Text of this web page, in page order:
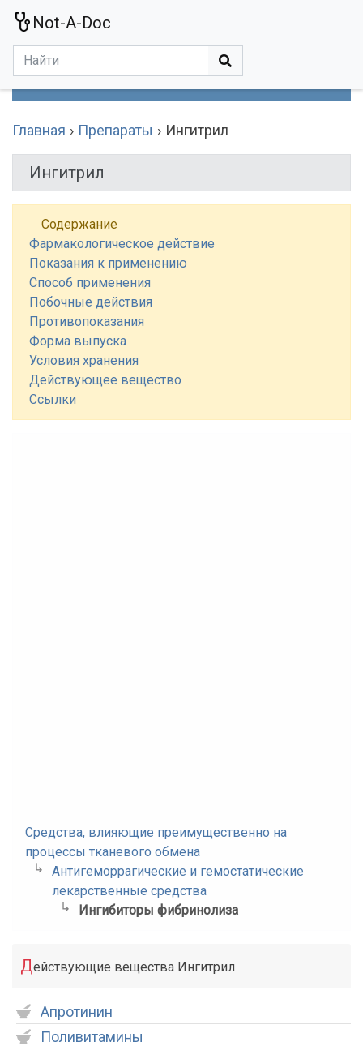
Not-A-Doc
Главная Препараты Ингитрил
Ингитрил
Содержание
Фармакологическое действие
Показания к применению
Способ применения
Побочные действия
Противопоказания
Форма выпуска
Условия хранения
Действующее вещество
Ссылки
Средства, влияющие преимущественно на
процессы тканевого обмена
Антигеморрагические и гемостатические
лекарственные средства
Ингибиторы фибринолиза
Действующие вещества Ингитрил
Апротинин
Поливитамины